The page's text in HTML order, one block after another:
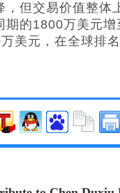
但交易价值整体
期的1800万美元
美元，在全球排